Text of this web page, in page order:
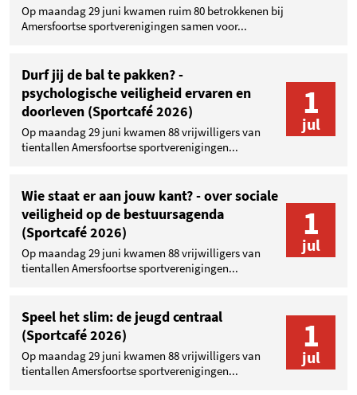
Op maandag 29 juni kwamen ruim 80 betrokkenen bij
Amersfoortse sportverenigingen samen voor...
Durf jij de bal te pakken? -
psychologische veiligheid ervaren en
doorleven (Sportcafé 2026)
Op maandag 29 juni kwamen 88 vrijwilligers van
tientallen Amersfoortse sportverenigingen...
1
jul
Wie staat er aan jouw kant? - over sociale
veiligheid op de bestuursagenda
(Sportcafé 2026)
Op maandag 29 juni kwamen 88 vrijwilligers van
tientallen Amersfoortse sportverenigingen...
1
jul
Speel het slim: de jeugd centraal
(Sportcafé 2026)
Op maandag 29 juni kwamen 88 vrijwilligers van
tientallen Amersfoortse sportverenigingen...
1
jul